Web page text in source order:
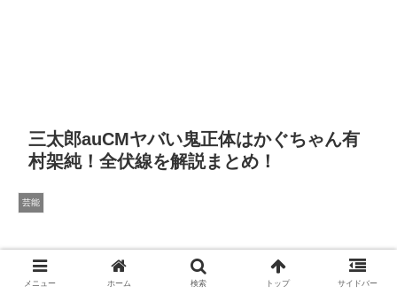
三太郎auCMヤバい鬼正体はかぐちゃん有
村架純！全伏線を解説まとめ！
芸能
メニュー ホーム 検索 トップ サイドバー